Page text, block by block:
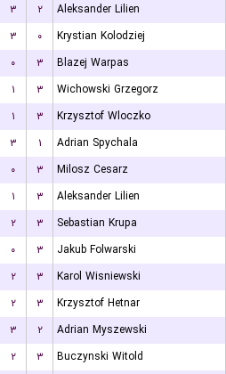
۳ ۲
Aleksander Lilien
۳ ۰
Krystian Kolodziej
۰ ۳
Blazej Warpas
۱ ۳
Wichowski Grzegorz
۱ ۳
Krzysztof Wloczko
۳ ۱
Adrian Spychala
۰ ۳
Milosz Cesarz
۱ ۳
Aleksander Lilien
۲ ۳
Sebastian Krupa
۰ ۳
Jakub Folwarski
۲ ۳
Karol Wisniewski
۲ ۳
Krzysztof Hetnar
۳ ۲
Adrian Myszewski
۲ ۳
Buczynski Witold